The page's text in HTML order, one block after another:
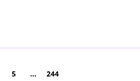
5 ... 244